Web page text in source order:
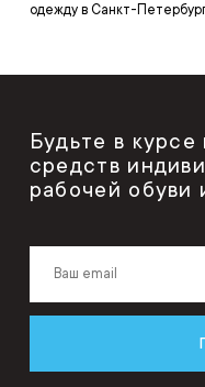
одежду в Санкт-
Будьте в
средств
рабочей обуви